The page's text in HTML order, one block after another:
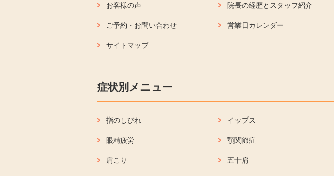
お客様の声 院長の経歴とスタッフ紹介
ご予約・お問い合わせ 営業日カレンダー
サイトマップ
症状別メニュー
指のしびれ イップス
眼精疲労 顎関節症
肩こり 五十肩